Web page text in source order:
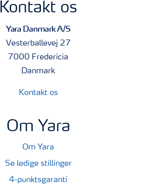
Kontakt os
Yara Danmark A/S
Vesterballevej 27
7000 Fredericia
Danmark
Kontakt os
Om Yara
Om Yara
Se ledige stillinger
4-punktsgaranti